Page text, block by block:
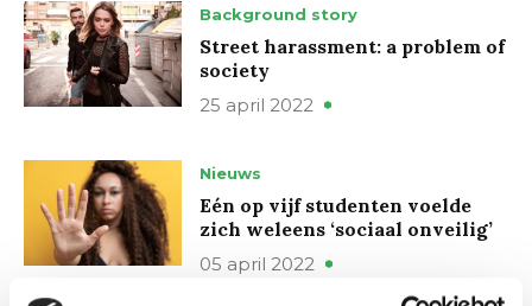
Background story
Street harassment: a problem of
society
25 april 2022
Nieuws
Eén op vijf studenten voelde
zich weleens ‘sociaal onveilig’
05 april 2022